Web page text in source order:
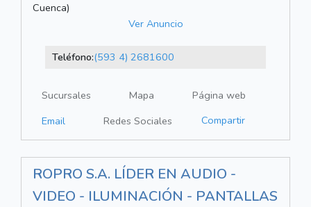
Cuenca)
Ver Anuncio
Teléfono:(593 4) 2681600
Sucursales Mapa
Página web
Email
Redes Sociales Compartir
ROPRO S.A. LÍDER EN AUDIO -
VIDEO - ILUMINACIÓN - PANTALLAS